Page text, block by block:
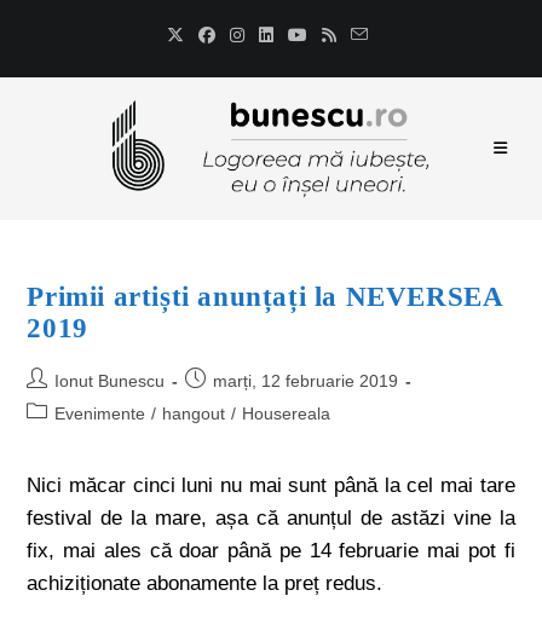
Primii artiști anunțați la NEVERSEA
2019
Ionut Bunescu
marți, 12 februarie 2019
Evenimente / hangout / Housereala
Nici măcar cinci luni nu mai sunt până la cel mai tare
festival de la mare, așa că anunțul de astăzi vine la
fix, mai ales că doar până pe 14 februarie mai pot fi
achiziționate abonamente la preț redus.